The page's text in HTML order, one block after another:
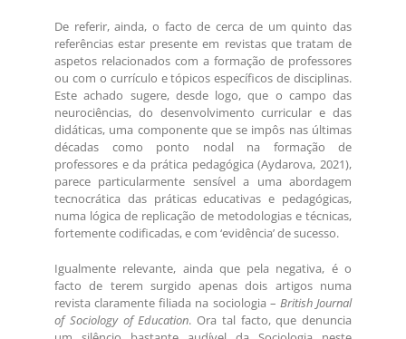
De referir, ainda, o facto de cerca de um quinto das
referências estar presente em revistas que tratam de
aspetos relacionados com a formação de professores
ou com o currículo e tópicos específicos de disciplinas.
Este achado sugere, desde logo, que o campo das
neurociências, do desenvolvimento curricular e das
didáticas, uma componente que se impôs nas últimas
décadas como ponto nodal na formação de
professores e da prática pedagógica (Aydarova, 2021),
parece particularmente sensível a uma abordagem
tecnocrática das práticas educativas e pedagógicas,
numa lógica de replicação de metodologias e técnicas,
fortemente codificadas, e com ‘evidência’ de sucesso.
Igualmente relevante, ainda que pela negativa, é o
facto de terem surgido apenas dois artigos numa
revista claramente filiada na sociologia – British Journal
of Sociology of Education. Ora tal facto, que denuncia